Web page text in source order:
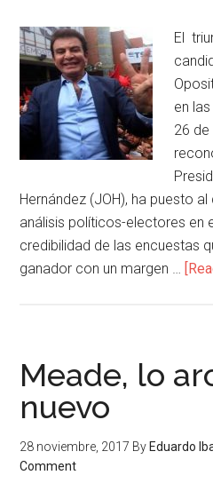
El
en
26
Hernández (JOH), ha puesto
análisis políticos-electores en
credibilidad de las encuestas
ganador con un margen …
Meade, lo
nuevo
28 noviembre, 2017 By Eduardo
Comment